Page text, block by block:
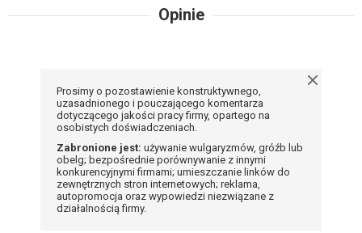
Opinie
Prosimy o pozostawienie konstruktywnego,
uzasadnionego i pouczającego komentarza
dotyczącego jakości pracy firmy, opartego na
osobistych doświadczeniach.
Zabronione jest: używanie wulgaryzmów, gróźb lub
obelg; bezpośrednie porównywanie z innymi
konkurencyjnymi firmami; umieszczanie linków do
zewnętrznych stron internetowych; reklama,
autopromocja oraz wypowiedzi niezwiązane z
działalnością firmy.